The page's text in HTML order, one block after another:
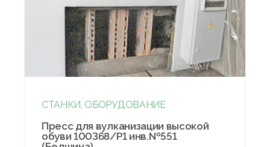
СТАНКИ, ОБОРУДОВАНИЕ
Пресс для вулканизации высокой
обуви 100368/Р1 инв.№551